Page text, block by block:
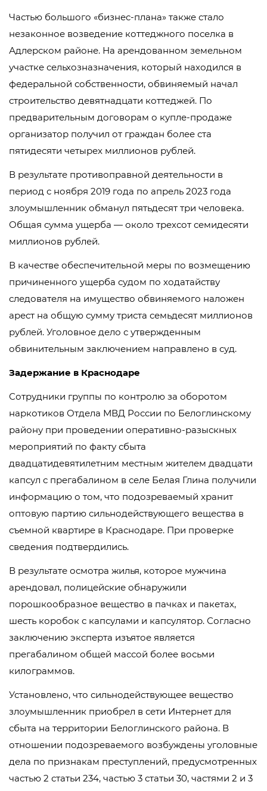
Частью большого «бизнес-плана» также стало
незаконное возведение коттеджного поселка в
Адлерском районе. На арендованном земельном
участке сельхозназначения, который находился в
федеральной собственности, обвиняемый начал
строительство девятнадцати коттеджей. По
предварительным договорам о купле-продаже
организатор получил от граждан более ста
пятидесяти четырех миллионов рублей.
В результате противоправной деятельности в
период с ноября 2019 года по апрель 2023 года
злоумышленник обманул пятьдесят три человека.
Общая сумма ущерба — около трехсот семидесяти
миллионов рублей.
В качестве обеспечительной меры по возмещению
причиненного ущерба судом по ходатайству
следователя на имущество обвиняемого наложен
арест на общую сумму триста семьдесят миллионов
рублей. Уголовное дело с утвержденным
обвинительным заключением направлено в суд.
Задержание в Краснодаре
Сотрудники группы по контролю за оборотом
наркотиков Отдела МВД России по Белоглинскому
району при проведении оперативно-разыскных
мероприятий по факту сбыта
двадцатидевятилетним местным жителем двадцати
капсул с прегабалином в селе Белая Глина получили
информацию о том, что подозреваемый хранит
оптовую партию сильнодействующего вещества в
съемной квартире в Краснодаре. При проверке
сведения подтвердились.
В результате осмотра жилья, которое мужчина
арендовал, полицейские обнаружили
порошкообразное вещество в пачках и пакетах,
шесть коробок с капсулами и капсулятор. Согласно
заключению эксперта изъятое является
прегабалином общей массой более восьми
килограммов.
Установлено, что сильнодействующее вещество
злоумышленник приобрел в сети Интернет для
сбыта на территории Белоглинского района. В
отношении подозреваемого возбуждены уголовные
дела по признакам преступлений, предусмотренных
частью 2 статьи 234, частью 3 статьи 30, частями 2 и 3